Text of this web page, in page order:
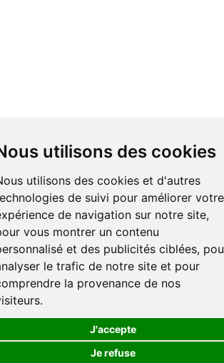
utilisons des cookies
utilisons des cookies et d'autres
de suivi pour améliorer votre
de navigation sur notre site,
vous montrer un contenu
et des publicités ciblées,
le trafic de notre site et pour
la provenance de nos
J'accepte
Je refuse